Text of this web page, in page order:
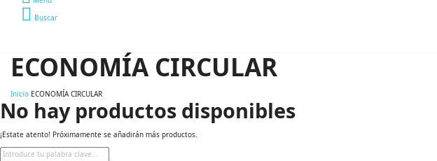
Buscar
ECONOMÍA CIRCULAR
Inicio ECONOMÍA CIRCULAR
No hay productos disponibles
¡Estate atento! Próximamente se añadirán más productos.